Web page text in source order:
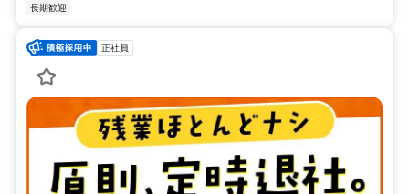
長期歓迎
正社員